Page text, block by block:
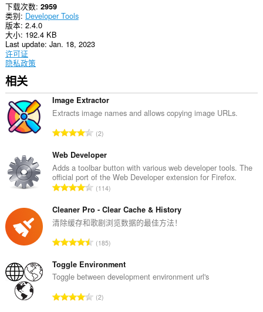
下载次数 2959
类别 Developer Tools
版本 2.4.0
大小 192.4 KB
Last update Jan. 18, 2023
许可证
隐私政策
相关
Image Extractor
Extracts image names and allows copying image URLs.
总
分
次
数
：
2
Web Developer
Adds a toolbar button with various web developer tools. The
official port of the Web Developer extension for Firefox.
总
分
次
：
114
Cleaner Pro - Clear Cache & History
清除缓存和歌剧浏览数据的最佳方法！
总
分
次
：
185
Toggle Environment
Toggle between development environment url's
总
2